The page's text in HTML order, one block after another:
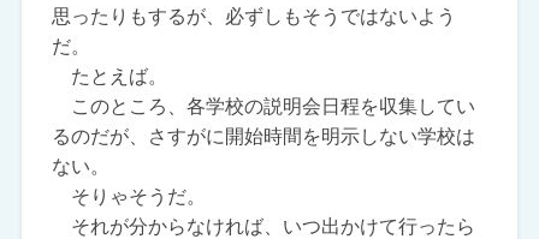
思ったりもするが、必ずしもそうではないよう
だ。
たとえば。
このところ、各学校の説明会日程を収集してい
るのだが、さすがに開始時間を明示しない学校は
ない。
そりゃそうだ。
それが分からなければ、いつ出かけて行ったら